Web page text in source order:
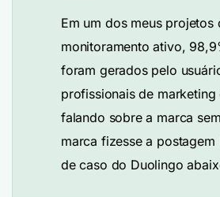
Em um dos meus projetos
monitoramento ativo,
foram gerados pelo
profissionais de marketing
falando sobre a marca
marca fizesse a postagem
de caso do Duolingo